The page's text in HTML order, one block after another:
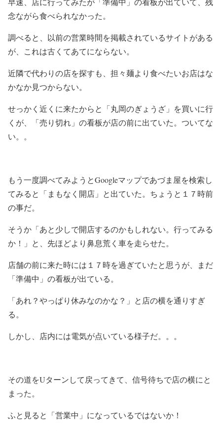
念ながら食べられなかった。
調べると、以前の営業時間を掲載されているサイトがある
が、これは古くてあてにならない。
近隣で代わりの店を探すも、担々麺より食べたいお店はな
かなか見つからない。
せっかく近くに来たからと「丸岡のぎょうざ」を買いに行
くが、「売り切れ」の看板が店の前に出ていた。ついてな
い。。
もう一度調べてみようとGoogleマップであづま屋を検索し
てみると「まもなく開店」と出ていた。ちょうと１７時前
の事だ。
そうか「あと少しで開店するのかもしれない。行ってみる
か！」と、先ほどより鼻息荒く車を走らせた。
店舗の前に来た時には１７時を過ぎていたと思うが、まだ
「準備中」の看板が出ている。
「あれ？やっぱり休みなのかな？」と店の横を通りすぎ
る。
しかし、店内には電気が点いている様子だ。。。
その道をUターンして戻ってきて、信号待ちで店の横にと
まった。
ふと見ると「営業中」になっているではないか！